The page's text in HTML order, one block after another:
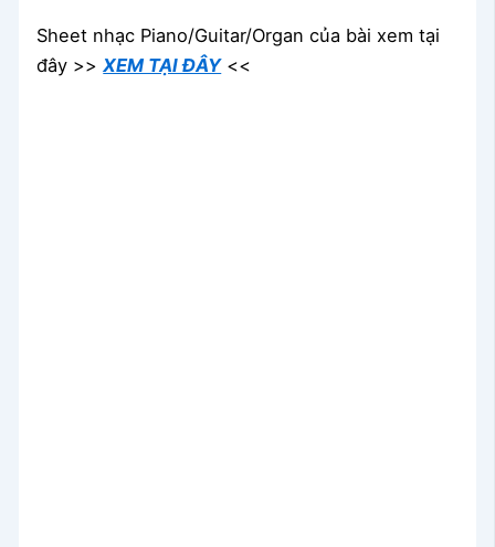
Sheet nhạc Piano/Guitar/Organ của bài xem tại
đây >>XEM TẠI ĐÂY<<